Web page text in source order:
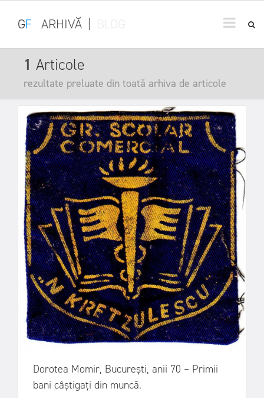
GF ARHIVĂ
1 Articole
rezultate preluate din toată arhiva de articole
Dorotea Momir, București, anii 70 – Primii
bani câștigați din muncă.